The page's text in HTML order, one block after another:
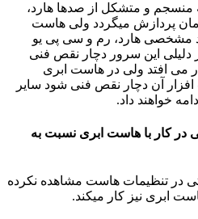
و متشکل از صدها هارد،
پردازش میگردد ولی هاست
مشخصی هارد، رم و سی پی یو
دلیلی این سرور دچار نقص فنی
می افتد ولی در هاست ابری
آن دچار نقص فنی شود سایر
خواهند داد.
در کار با هاست ابری نسبت به
در تنظیمات هاست مشاهده نکرده
ابری نیز کار میکند.